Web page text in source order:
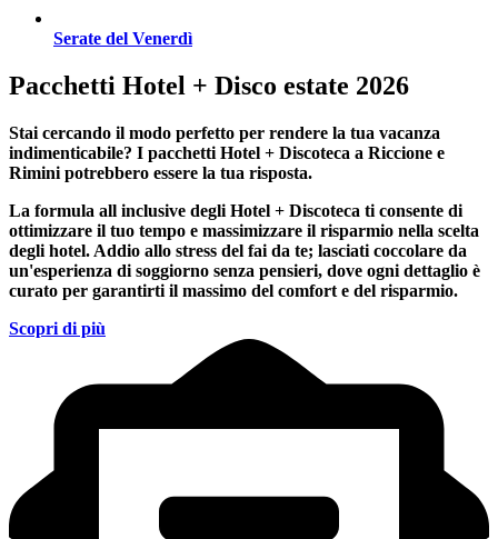
Serate del Venerdì
Pacchetti Hotel + Disco estate 2026
Stai cercando il modo perfetto per rendere la tua vacanza
indimenticabile? I pacchetti Hotel + Discoteca a Riccione e
Rimini potrebbero essere la tua risposta.
La formula all inclusive degli Hotel + Discoteca ti consente di
ottimizzare il tuo tempo e massimizzare il risparmio nella scelta
degli hotel. Addio allo stress del fai da te; lasciati coccolare da
un'esperienza di soggiorno senza pensieri, dove ogni dettaglio è
curato per garantirti il massimo del comfort e del risparmio.
Scopri di più